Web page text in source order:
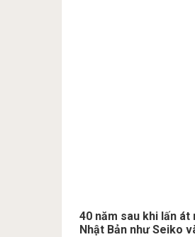
40 năm sau khi lấn
Nhật Bản như Seiko